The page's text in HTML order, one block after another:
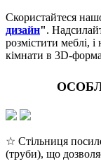
Скористайтеся
дизайн".
розмістити меблі,
кімнати в 3D-
☆ Стільниця
(труби), що